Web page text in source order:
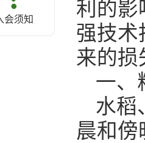
会须知
利的影
强技术
来的损
一、
水稻
晨和